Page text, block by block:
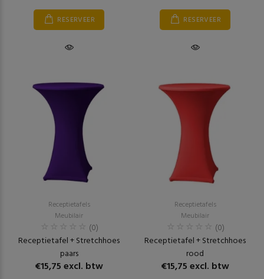
RESERVEER RESERVEER
Receptietafels
Meubilair
(0)
Receptietafel + Stretchhoes
paars
€15,75 excl. btw
Receptietafels
Meubilair
(0)
Receptietafel + Stretchhoes
rood
€15,75 excl. btw